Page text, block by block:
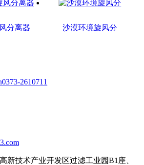
分离器 沙漠环境旋风分
0373-2610711
新技术产业开发区过滤工业园B1座、